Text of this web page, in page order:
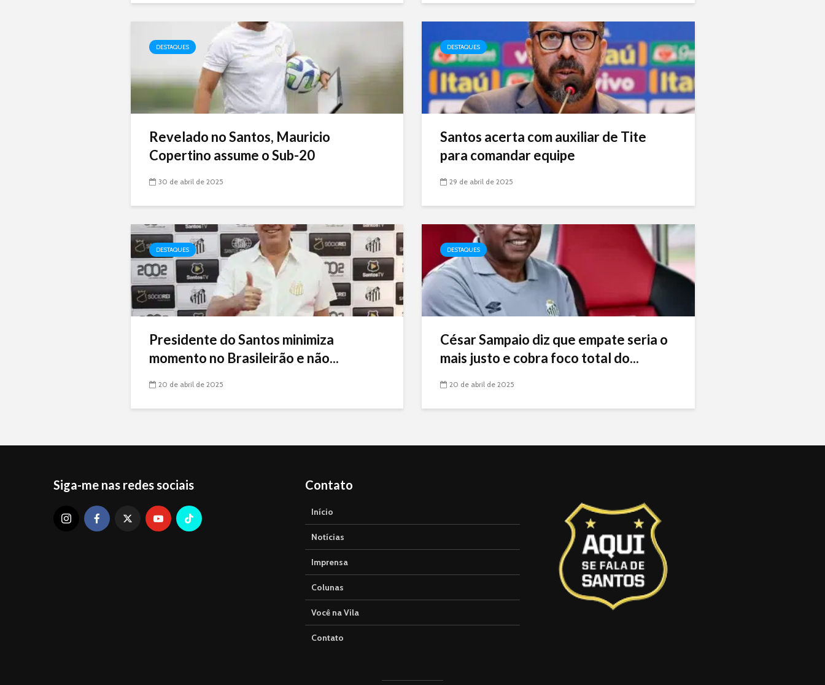
DESTAQUES
Revelado no Santos, Mauricio
Copertino assume o Sub-20
30 de abril de 2025
DESTAQUES
Santos acerta com auxiliar de Tite
para comandar equipe
29 de abril de 2025
DESTAQUES
Presidente do Santos minimiza
momento no Brasileirão e não...
20 de abril de 2025
DESTAQUES
César Sampaio diz que empate seria o
mais justo e cobra foco total do...
20 de abril de 2025
Siga-me nas redes sociais Contato
Início
Notícias
Imprensa
Colunas
Você na Vila
Contato